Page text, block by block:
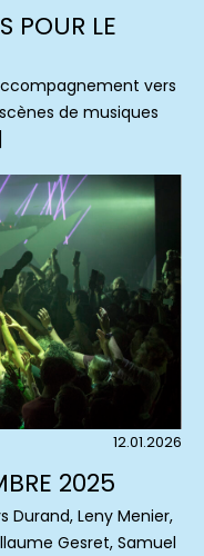
POUR LE
vers
de musiques
12.01.2026
2025
Durand, Leny Menier,
Gesret, Samuel